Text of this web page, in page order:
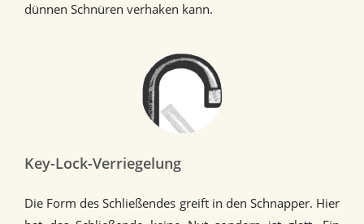
dünnen Schnüren verhaken kann.
Key-Lock-Verriegelung
Die Form des Schließendes greift in den Schnapper. Hier